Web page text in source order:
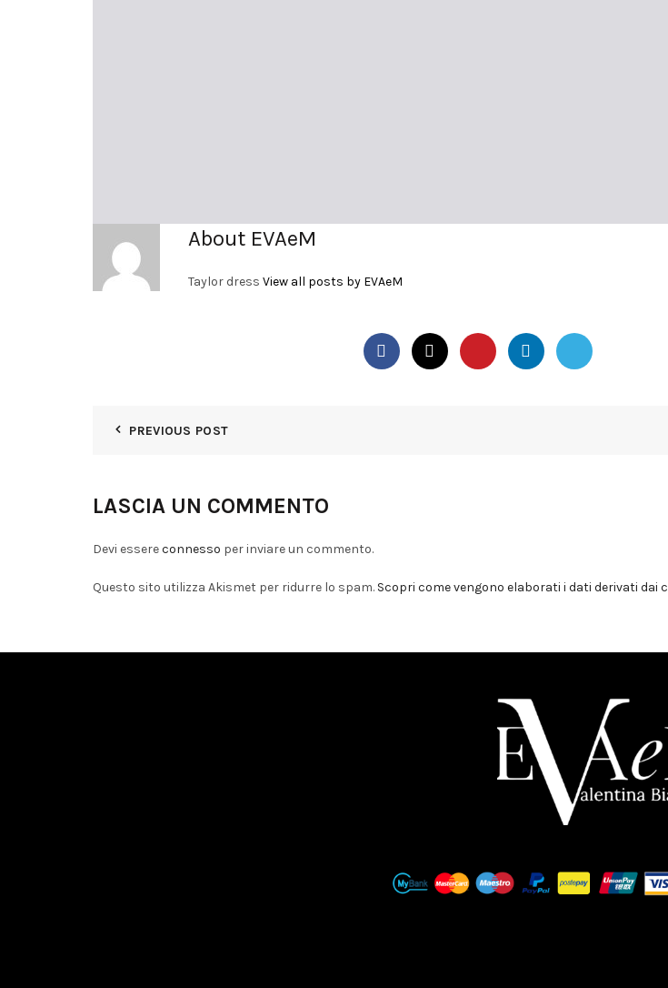
About EVAeM
Taylor dress View all posts by EVAeM
PREVIOUS POST
LASCIA UN COMMENTO
Devi essereconnesso per inviare un commento.
Questo sito utilizza Akismet per ridurre lo spam. Scopri come vengono elaborati i dati derivati dai